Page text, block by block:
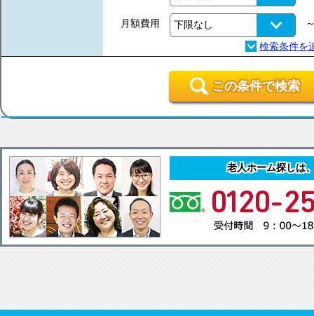
月額費用
この条件で検索
老人ホーム探しは